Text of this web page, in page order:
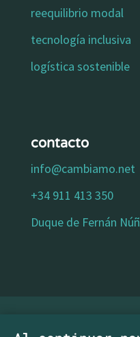
reequilibrio modal
tecnología inclusiva
logística sostenible
contacto
info@cambiamo.net
+34 911 413 350
Duque de Fernán